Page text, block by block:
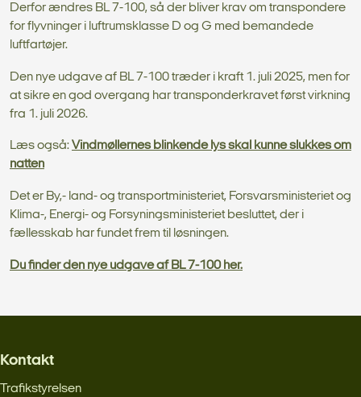
Derfor ændres BL 7-100, så der bliver krav om transpondere
for flyvninger i luftrumsklasse D og G med bemandede
luftfartøjer.
Den nye udgave af BL 7-100 træder i kraft 1. juli 2025, men for
at sikre en god overgang har transponderkravet først virkning
fra 1. juli 2026.
Læs også:Vindmøllernes blinkende lys skal kunne slukkes om
natten
Det er By,- land- og transportministeriet, Forsvarsministeriet og
Klima-, Energi- og Forsyningsministeriet besluttet, der i
fællesskab har fundet frem til løsningen.
Du finder den nye udgave af BL 7-100 her.
Kontakt
Trafikstyrelsen